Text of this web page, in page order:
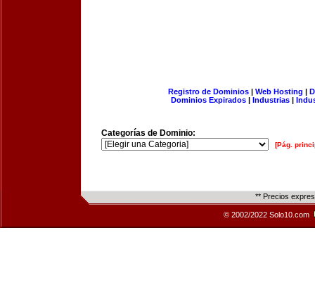
Registro de Dominios| Web Hosting |
Dominios Expirados | Industrias |
Categorías de Dominio:
[Pág.
** Precios
© 2002/2022 Solo10.com